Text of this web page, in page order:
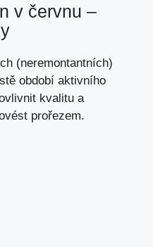
v červnu –
(neremontantních)
období aktivního
kvalitu a
prořezem.